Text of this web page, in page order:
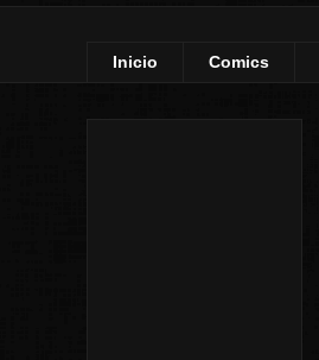
Inicio Comics